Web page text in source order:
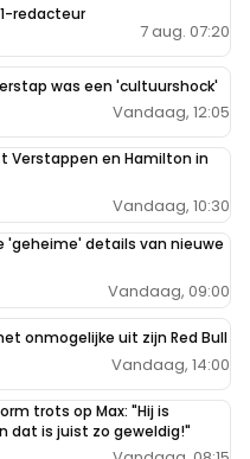
redacteur
7 aug. 07:20
was een 'cultuurshock'
Vandaag, 12:05
Verstappen en Hamilton in
Vandaag, 10:30
'geheime' details van nieuwe
Vandaag, 09:00
onmogelijke uit zijn Red Bull
Vandaag, 14:00
trots op Max: "Hij is
dat is juist zo geweldig!"